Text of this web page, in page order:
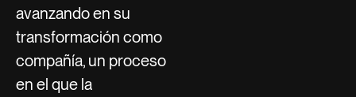
avanzando en su
transformación como
compañía, un proceso
en el que la